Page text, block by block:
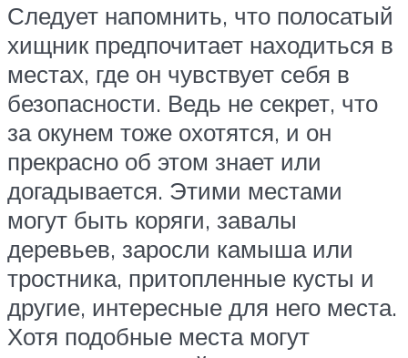
Следует напомнить, что полосатый
хищник предпочитает находиться в
местах, где он чувствует себя в
безопасности. Ведь не секрет, что
за окунем тоже охотятся, и он
прекрасно об этом знает или
догадывается. Этими местами
могут быть коряги, завалы
деревьев, заросли камыша или
тростника, притопленные кусты и
другие, интересные для него места.
Хотя подобные места могут